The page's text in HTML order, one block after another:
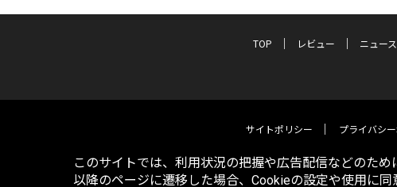
TOP レビュー ニュース
サイトポリシー プライバシ
このサイトでは、利用状況の把握や広告配信などのた
以降のページに遷移した場合、Cookieの設定や使用に